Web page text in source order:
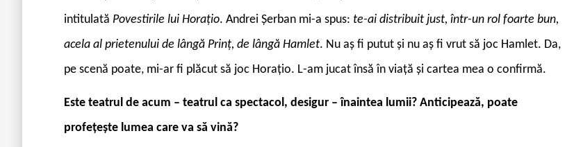
intitulată Povestirile lui Horațio. Andrei Șerban mi-a spus: te-ai distribuit just, într-un rol foarte bun,
acela al prietenului de lângă Prinț, de lângă Hamlet. Nu aș fi putut și nu aș fi vrut să joc Hamlet. Da,
pe scenă poate, mi-ar fi plăcut să joc Horațio. L-am jucat însă în viață și cartea mea o confirmă.
Este teatrul de acum – teatrul ca spectacol, desigur – înaintea lumii? Anticipează, poate
profețește lumea care va să vină?